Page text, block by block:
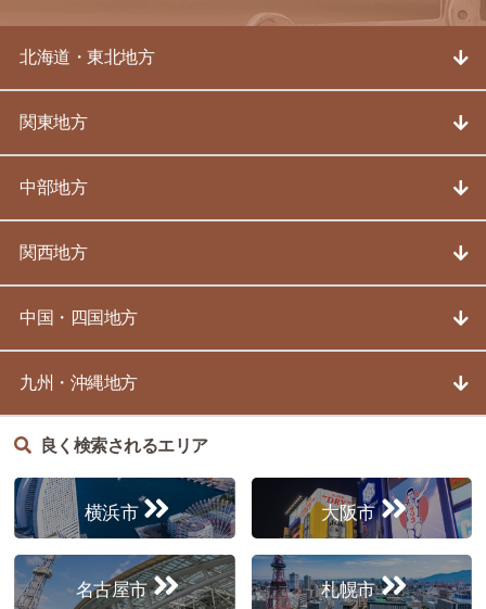
北海道・東北地方
関東地方
中部地方
関西地方
中国・四国地方
九州・沖縄地方
良く検索されるエリア
横浜市 大阪市
名古屋市 札幌市